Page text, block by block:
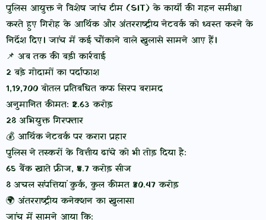
पुलिस आयुक्त ने विशेष जांच टीम (SIT) के कार्यों की गहन समीक्षा
करते हुए गिरोह के आर्थिक और अंतरराष्ट्रीय नेटवर्क को ध्वस्त करने के
निर्देश दिए। जांच में कई चौंकाने वाले खुलासे सामने आए हैं।
📌 अब तक की बड़ी कार्रवाई
2 बड़े गोदामों का पर्दाफाश
1,19,700 बोतल प्रतिबंधित कफ सिरप बरामद
अनुमानित कीमत: ₹2.63 करोड़
28 अभियुक्त गिरफ्तार
💰 आर्थिक नेटवर्क पर करारा प्रहार
पुलिस ने तस्करों के वित्तीय ढांचे को भी तोड़ दिया है:
65 बैंक खाते फ्रीज, ₹5.7 करोड़ सीज
8 अचल संपत्तियां कुर्क, कुल कीमत ₹30.47 करोड़
🌍 अंतरराष्ट्रीय कनेक्शन का खुलासा
जांच में सामने आया कि: